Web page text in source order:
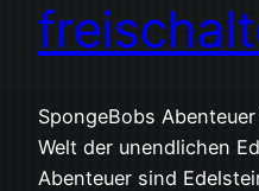
SpongeBobs
Welt der unendlichen
Abenteuer sind